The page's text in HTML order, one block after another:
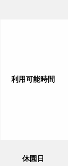
利用可能時間
休園日